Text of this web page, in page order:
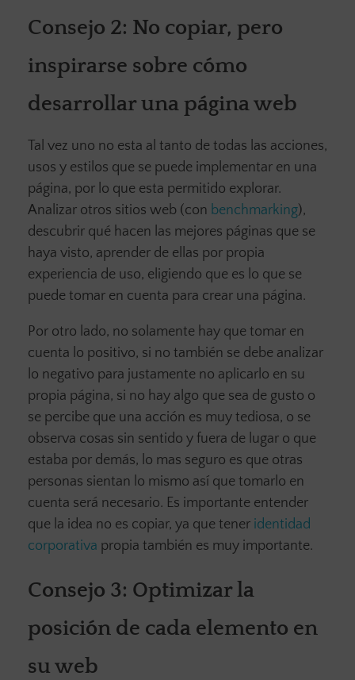
Consejo 2: No copiar, pero
inspirarse sobre cómo
desarrollar una página web
Tal vez uno no esta al tanto de todas las acciones,
usos y estilos que se puede implementar en una
página, por lo que esta permitido explorar.
Analizar otros sitios web (con benchmarking),
descubrir qué hacen las mejores páginas que se
haya visto, aprender de ellas por propia
experiencia de uso, eligiendo que es lo que se
puede tomar en cuenta para crear una página.
Por otro lado, no solamente hay que tomar en
cuenta lo positivo, si no también se debe analizar
lo negativo para justamente no aplicarlo en su
propia página, si no hay algo que sea de gusto o
se percibe que una acción es muy tediosa, o se
observa cosas sin sentido y fuera de lugar o que
estaba por demás, lo mas seguro es que otras
personas sientan lo mismo así que tomarlo en
cuenta será necesario. Es importante entender
que la idea no es copiar, ya que tener identidad
corporativa propia también es muy importante.
Consejo 3: Optimizar la
posición de cada elemento en
su web